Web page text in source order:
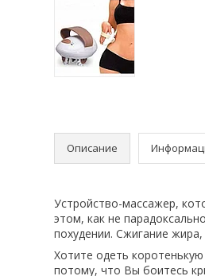
Описание
Устройство-массажер,
этом, как не
похудении. Сжигание
Хотите одеть
потому, что Вы боитесь